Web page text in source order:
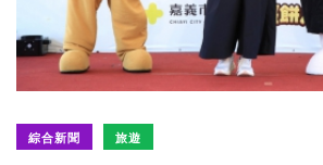
綜合新聞 旅遊